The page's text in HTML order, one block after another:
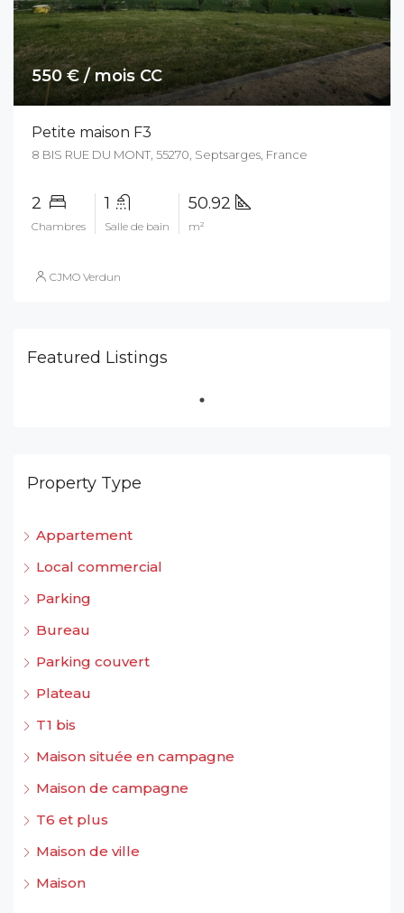
550 € / mois CC
Petite maison F3
8 BIS RUE DU MONT, 55270, Septsarges, France
2
Chambres
1
Salle de bain
50.92
m²
CJMO Verdun
Featured Listings
Property Type
Appartement
Local commercial
Parking
Bureau
Parking couvert
Plateau
T1 bis
Maison située en campagne
Maison de campagne
T6 et plus
Maison de ville
Maison